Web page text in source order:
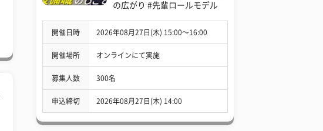
の広がり #先輩ロールモデル
開催日時 2026年08月27日(木) 15:00〜16:00
開催場所 オンラインにて実施
募集人数 300名
申込締切 2026年08月27日(木) 14:00